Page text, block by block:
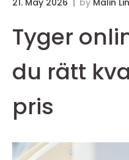
21. May 2026 by Malin
Tyger
du rätt
pris